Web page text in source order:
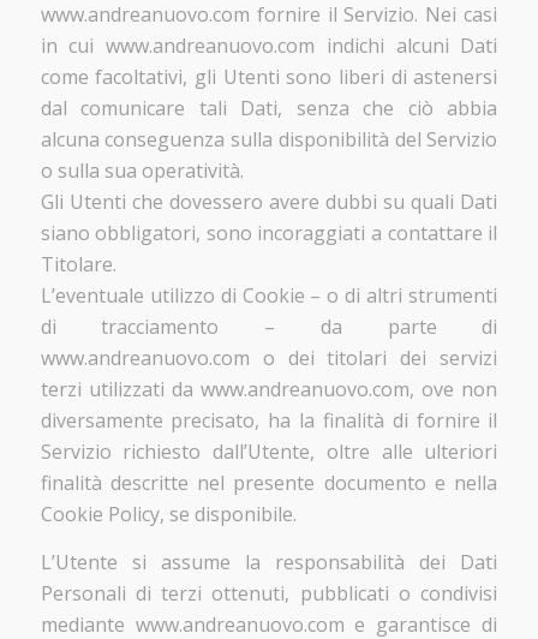
www.andreanuovo.com fornire il Servizio. Nei casi
in cui www.andreanuovo.com indichi alcuni Dati
come facoltativi, gli Utenti sono liberi di astenersi
dal comunicare tali Dati, senza che ciò abbia
alcuna conseguenza sulla disponibilità del Servizio
o sulla sua operatività.
Gli Utenti che dovessero avere dubbi su quali Dati
siano obbligatori, sono incoraggiati a contattare il
Titolare.
L’eventuale utilizzo di Cookie – o di altri strumenti
di tracciamento – da parte di
www.andreanuovo.com o dei titolari dei servizi
terzi utilizzati da www.andreanuovo.com, ove non
diversamente precisato, ha la finalità di fornire il
Servizio richiesto dall’Utente, oltre alle ulteriori
finalità descritte nel presente documento e nella
Cookie Policy, se disponibile.
L’Utente si assume la responsabilità dei Dati
Personali di terzi ottenuti, pubblicati o condivisi
mediante www.andreanuovo.com e garantisce di